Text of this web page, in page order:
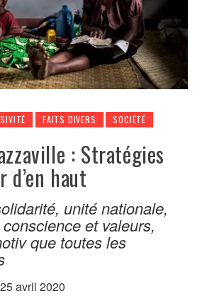
FAITS DIVERS SOCIÉTÉ
: Stratégies
haut
unité nationale,
et valeurs,
que toutes les
25 avril 2020